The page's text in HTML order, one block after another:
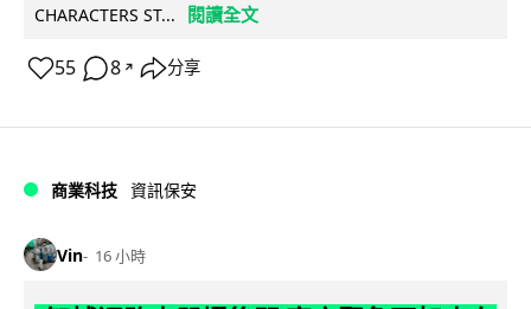
CHARACTERS ST...
閱讀全文
55 8 ↗ 分享
商業科技 資訊保安
Vin 16 小時